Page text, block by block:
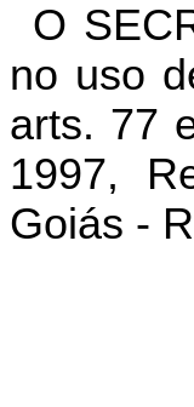
O
no uso
arts. 77
1997,
Goiás -